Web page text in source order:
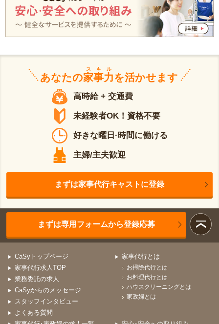
あなたの家事力
スキル
を活かせます
高時給 + 交通費
未経験者OK！資格不要
好きな曜日·時間に働ける
主婦/主夫歓迎
まずは家事代行キャストに登録
まずは専用フォームから登録応募
CaSyトップページ
家事代行求人TOP
業務委託の求人
CaSyからのメッセージ
スタッフインタビュー
よくある質問
家事代行とは
お掃除代行とは
お料理代行とは
ハウスクリーニングとは
家政婦とは